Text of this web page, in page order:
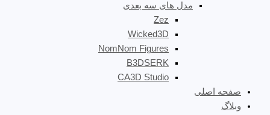
مدل های سه بعدی
Zez
Wicked3D
NomNom Figures
B3DSERK
CA3D Studio
صفحه اصلی
وبلاگ